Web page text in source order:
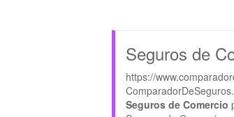
Seguros de
https://
Seguros de Comercio